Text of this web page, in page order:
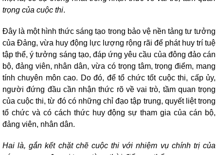
trọng của cuộc thi.
Đây là một hình thức sáng tạo trong bảo vệ nền tảng tư tưởng
của Đảng, vừa huy động lực lượng rộng rãi để phát huy trí tuệ
tập thể, ý tưởng sáng tạo, đáp ứng yêu cầu của đông đảo cán
bộ, đảng viên, nhân dân, vừa có trọng tâm, trọng điểm, mang
tính chuyên môn cao. Do đó, để tổ chức tốt cuộc thi, cấp ủy,
người đứng đầu cần nhận thức rõ về vai trò, tầm quan trọng
của cuộc thi, từ đó có những chỉ đạo tập trung, quyết liệt trong
tổ chức và có cách thức huy động sự tham gia của cán bộ,
đảng viên, nhân dân.
Hai là, gắn kết chặt chẽ cuộc thi với nhiệm vụ chính trị của